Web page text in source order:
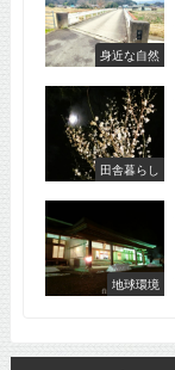
身近な自然
田舎暮らし
地球環境